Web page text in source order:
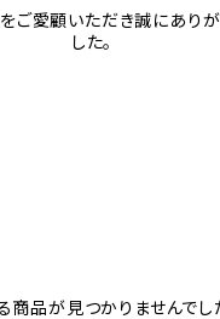
ご愛顧いただき誠にありが
した。
商品が見つかりませんでし